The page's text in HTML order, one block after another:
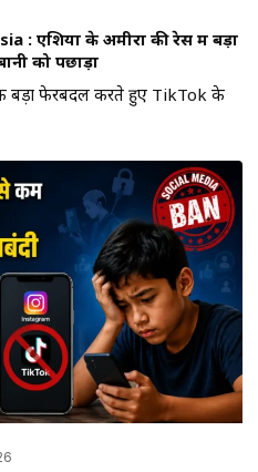
: एशिया के अमीरों की रेस में बड़ा
को पछाड़ा
बड़ा फेरबदल करते हुए TikTok के